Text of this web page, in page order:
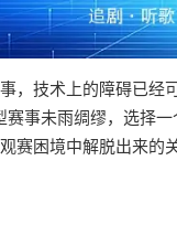
，技术上的障碍已经
赛事未雨绸缪，选择
赛困境中解脱出来